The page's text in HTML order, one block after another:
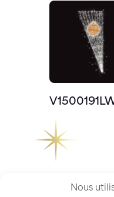
Nous